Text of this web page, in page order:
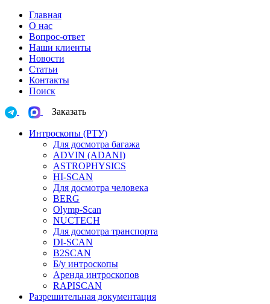
Главная
О нас
Вопрос-ответ
Наши клиенты
Новости
Статьи
Контакты
Поиск
Заказать
Интроскопы (РТУ)
Для досмотра багажа
ADVIN (ADANI)
ASTROPHYSICS
HI-SCAN
Для досмотра человека
BERG
Olymp-Scan
NUCTECH
Для досмотра транспорта
DI-SCAN
B2SCAN
Б/у интроскопы
Аренда интроскопов
RAPISCAN
Разрешительная документация